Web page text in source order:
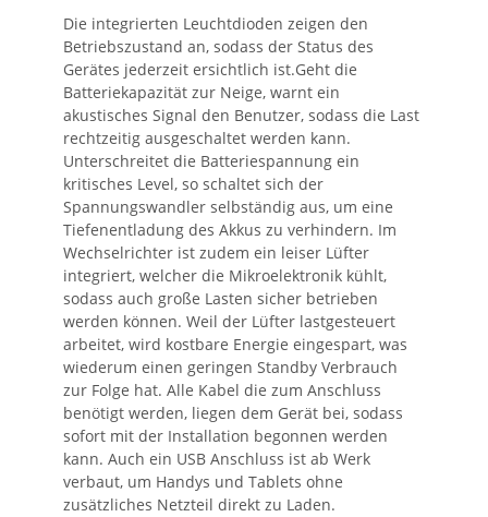
Die integrierten Leuchtdioden zeigen den
Betriebszustand an, sodass der Status des
Gerätes jederzeit ersichtlich ist.Geht die
Batteriekapazität zur Neige, warnt ein
akustisches Signal den Benutzer, sodass die Last
rechtzeitig ausgeschaltet werden kann.
Unterschreitet die Batteriespannung ein
kritisches Level, so schaltet sich der
Spannungswandler selbständig aus, um eine
Tiefenentladung des Akkus zu verhindern. Im
Wechselrichter ist zudem ein leiser Lüfter
integriert, welcher die Mikroelektronik kühlt,
sodass auch große Lasten sicher betrieben
werden können. Weil der Lüfter lastgesteuert
arbeitet, wird kostbare Energie eingespart, was
wiederum einen geringen Standby Verbrauch
zur Folge hat. Alle Kabel die zum Anschluss
benötigt werden, liegen dem Gerät bei, sodass
sofort mit der Installation begonnen werden
kann. Auch ein USB Anschluss ist ab Werk
verbaut, um Handys und Tablets ohne
zusätzliches Netzteil direkt zu Laden.